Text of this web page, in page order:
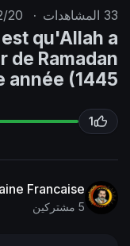
t
t
i
g
P
n
t
e
r
u
l
c
33 المشاهدات ·
20
qu'Allah a
de Ramadan
année (1445
1
Francaise
5 مشتركين